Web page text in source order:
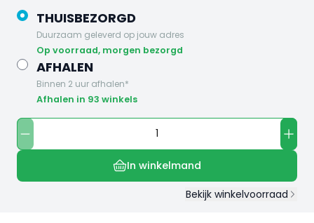
THUISBEZORGD
Duurzaam geleverd op jouw adres
op voorraad, morgen bezorgd
AFHALEN
Binnen 2 uur afhalen*
Afhalen in 93 winkels
In winkelmand
Bekijk winkelvoorraad